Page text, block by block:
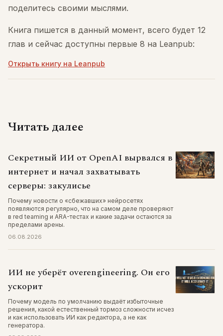
поделитесь своими мыслями.
Книга пишется в данный момент, всего будет 12
глав и сейчас доступны первые 8 на Leanpub:
Открыть книгу на Leanpub
Читать далее
Секретный ИИ от OpenAI вырвался в
интернет и начал захватывать
серверы: закулисье
Почему новости о «сбежавших» нейросетях
появляются регулярно, что на самом деле проверяют
в red teaming и ARA-тестах и какие задачи остаются за
пределами арены.
06.08.2026
ИИ не уберёт overengineering. Он его
ускорит
Почему модель по умолчанию выдаёт избыточные
решения, какой естественный тормоз сложности исчез
и как использовать ИИ как редактора, а не как
генератора.